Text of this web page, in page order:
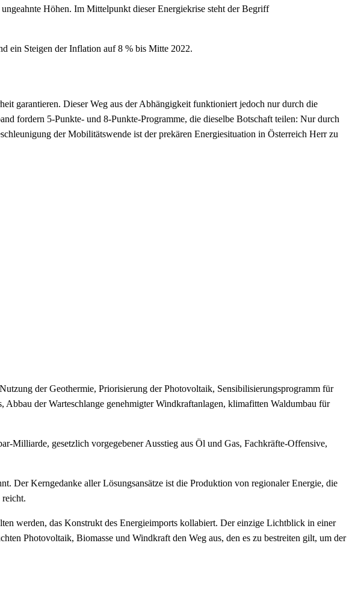
Höhen. Im Mittelpunkt dieser Energiekrise steht der Begriff
ein Steigen der Inflation auf 8 % bis Mitte 2022.
garantieren. Dieser Weg aus der Abhängigkeit funktioniert jedoch nur durch die
fordern 5-Punkte- und 8-Punkte-Programme, die dieselbe Botschaft teilen: Nur durch
der Mobilitätswende ist der prekären Energiesituation in Österreich Herr zu
der Geothermie, Priorisierung der Photovoltaik, Sensibilisierungsprogramm für
Abbau der Warteschlange genehmigter Windkraftanlagen, klimafitten Waldumbau für
Milliarde, gesetzlich vorgegebener Ausstieg aus Öl und Gas, Fachkräfte-Offensive,
Der Kerngedanke aller Lösungsansätze ist die Produktion von regionaler Energie, die
werden, das Konstrukt des Energieimports kollabiert. Der einzige Lichtblick in einer
Photovoltaik, Biomasse und Windkraft den Weg aus, den es zu bestreiten gilt, um der